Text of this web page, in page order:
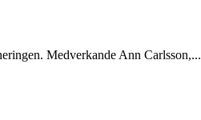
Medverkande Ann Carlsson,...